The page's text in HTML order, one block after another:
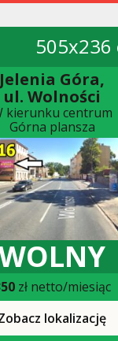
505x236
Jelenia Góra,
ul. Wolności
kierunku centrum
Górna plansza
zł netto/miesiąc
lokalizację